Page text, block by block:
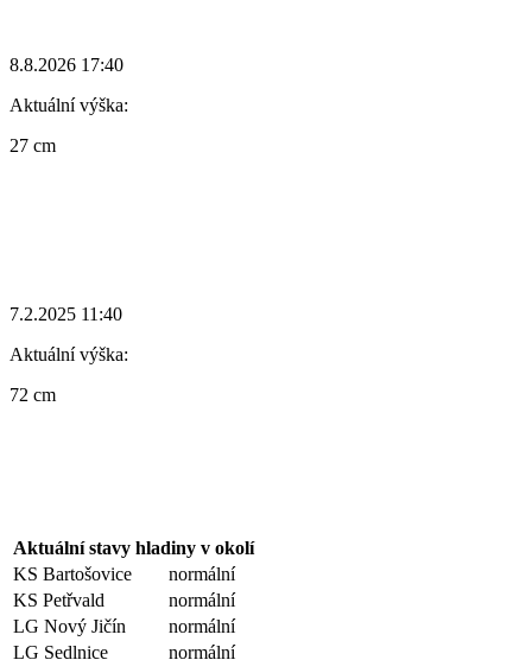
8.8.2026 17:40
Aktuální výška:
27 cm
7.2.2025 11:40
Aktuální výška:
72 cm
Aktuální stavy hladiny v okolí
KS Bartošovice
normální
KS Petřvald
normální
LG Nový Jičín
normální
LG Sedlnice
normální